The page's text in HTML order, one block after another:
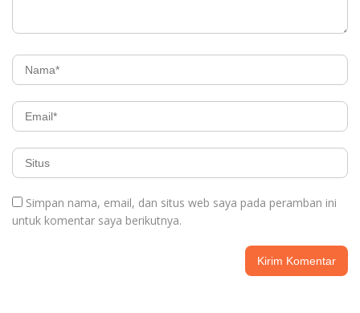
Simpan nama, email, dan situs web saya pada peramban ini
untuk komentar saya berikutnya.